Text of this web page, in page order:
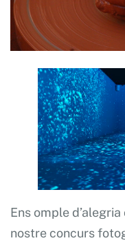
Ens omple
nostre concurs